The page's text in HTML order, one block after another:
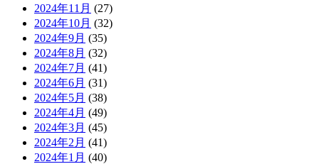
2024年11月 (27)
2024年10月 (32)
2024年9月 (35)
2024年8月 (32)
2024年7月 (41)
2024年6月 (31)
2024年5月 (38)
2024年4月 (49)
2024年3月 (45)
2024年2月 (41)
2024年1月 (40)